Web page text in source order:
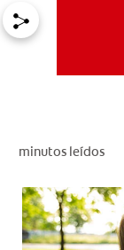
minutos leídos